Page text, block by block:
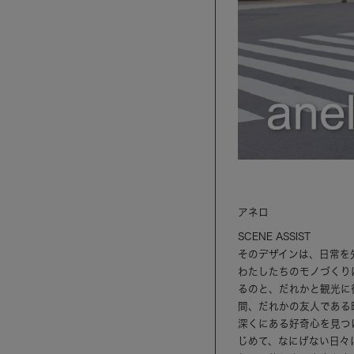
アネロ
SCENE ASSIST
そのデザインは、日常を
わたしたちのモノづく
るのと、だれかと観光
間、だれかの友人であ
深くにある好奇心を見
じめて、なにげない日